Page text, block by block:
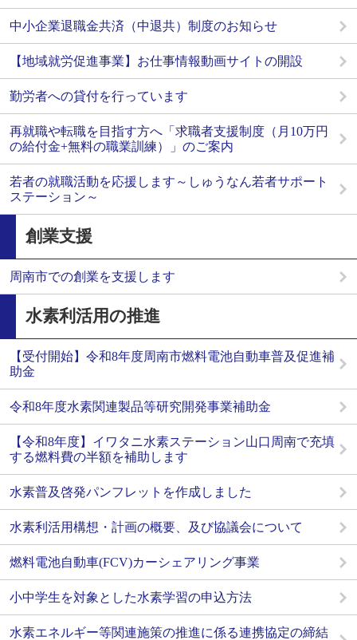
中小企業退職金共済（中退共）制度のお知らせ
【地域就労促進事業】お仕事情報動画サイトの開設
勤労者への貸付を行っています
再就職や転職を目指す方へ「求職者支援制度（月10万円
の給付金+無料の職業訓練）」のご案内
若者の就職活動を応援します～しゅうなん若者サポート
ステーション～
創業支援
周南市での創業を支援します
水素利活用の推進
【受付開始】令和8年度周南市燃料電池自動車普及促進補
助金
令和8年度水素関連製品等研究開発事業補助金
【令和8年度】イワタニ水素ステーション山口周南で充填
する燃料費の半額を補助します
水素普及啓発パンフレットを作成しました
水素利活用構想・計画の概要、及び協議会について
燃料電池自動車(FCV)カーシェアリング事業
小中学生を対象とした水素学習の申込方法
水素エネルギー等関連施策の推進に係る連携協定の締結